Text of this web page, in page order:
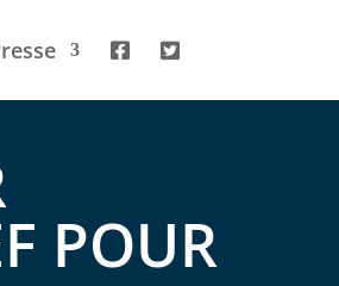
POUR